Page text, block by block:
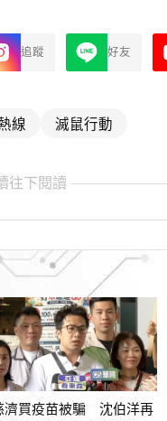
追蹤 好友
線 滅鼠行動
往下閱讀
濟買疫苗被騙 沈伯洋再